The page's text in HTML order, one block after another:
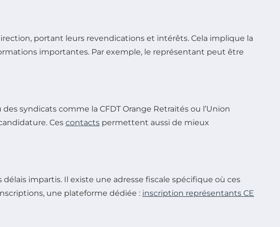
portant leurs revendications et intérêts. Cela implique la
importantes. Par exemple, le représentant peut être
syndicats comme la CFDT Orange Retraités ou l’Union
Ces contacts permettent aussi de mieux
impartis. Il existe une adresse fiscale spécifique où ces
une plateforme dédiée : inscription représentants CE